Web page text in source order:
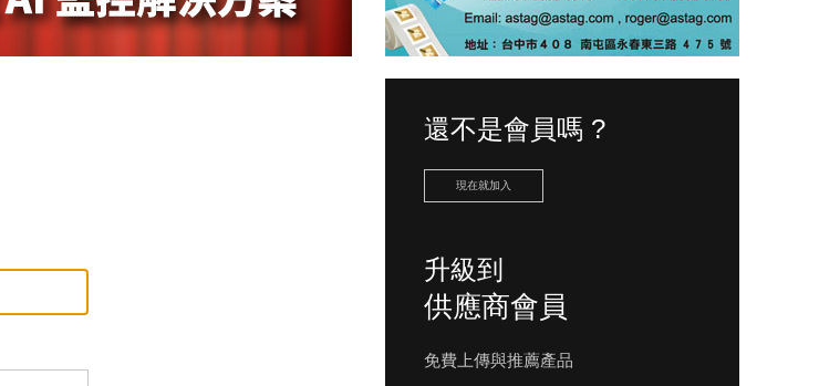
還不是會員嗎 ?
現在就加入
升級到
供應商會員
免費上傳與推薦產品